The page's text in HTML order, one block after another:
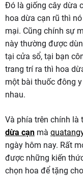
Đó là giống cây dừa
hoa dừa cạn rũ thì
mại. Cũng chính sự
này thường được
tại cửa sổ, tại bạn
trang trí ra thì hoa
một bài thuốc đông
nhau.
Và phía trên chính là
dừa cạn mà
ngày hôm nay. Rất
được những kiến
chọn hoa để tặng